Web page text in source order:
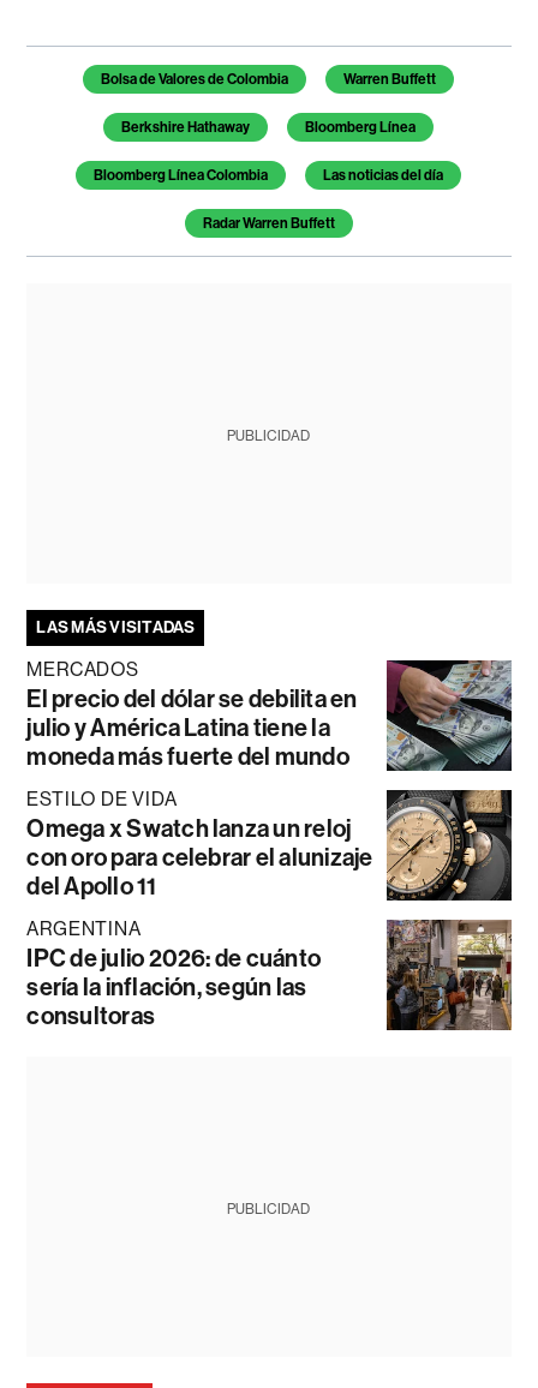
Temas de este artículo
Bolsa de Valores de Colombia Warren Buffett
Berkshire Hathaway Bloomberg Línea
Bloomberg Línea Colombia Las noticias del día
Radar Warren Buffett
PUBLICIDAD
LAS MÁS VISITADAS
MERCADOS
El precio del dólar se debilita en
julio y América Latina tiene la
moneda más fuerte del mundo
ESTILO DE VIDA
Omega x Swatch lanza un reloj
con oro para celebrar el alunizaje
del Apollo 11
ARGENTINA
IPC de julio 2026: de cuánto
sería la inflación, según las
consultoras
PUBLICIDAD